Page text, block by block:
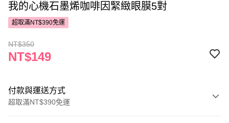
我的心機石墨烯咖啡因緊緻眼膜5對
超取滿NT$390免運
NT$350
NT$149
付款與運送方式
超取滿NT$390免運